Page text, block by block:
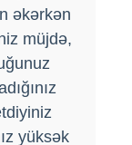
əkərkən
müjdə,
yüksək